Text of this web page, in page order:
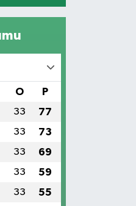
O P
33 77
33 73
33 69
33 59
33 55